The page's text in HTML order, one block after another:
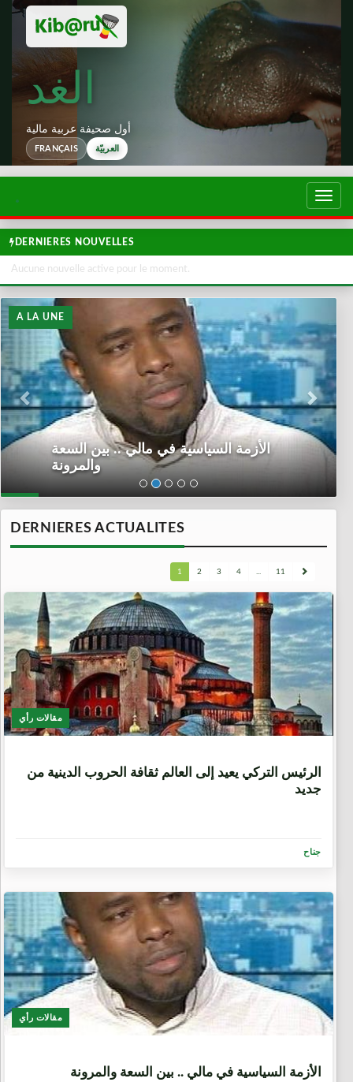
الغد
أول صحيفة عربية مالية
FRANÇAIS العربيّة
تبديل
DERNIERES NOUVELLES
Aucune nouvelle active pour le moment.
A LA UNE
الأزمة السياسية في مالي .. بين السعة
والمرونة
DERNIERES ACTUALITES
1 2 3 4 ... 11
مقالات رأي
الرئيس التركي يعيد إلى العالم ثقافة الحروب الدينية من
جديد
جناح
مقالات رأي
الأزمة السياسية في مالي .. بين السعة والمرونة